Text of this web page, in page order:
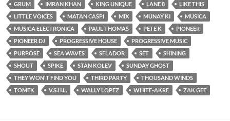
GRUM
IMRAN KHAN KING UNIQUE LANE 8
LIKE THIS
LITTLE VOICES
MATAN CASPI MIX MUNAY KI
MUSICA
MUSICA ELECTRONICA
PAUL THOMAS PETE K
PIONEER
PIONEER DJ
PROGRESSIVE HOUSE
PROGRESSIVE MUSIC
PURPOSE
SEA WAVES SELADOR SET
SHINING
SHOUT
SPIKE STAN KOLEV
SUNDAY GHOST
THEY WON'T FIND YOU
THIRD PARTY
THOUSAND WINDS
TOMEK
V.S.H.L. WALLY LOPEZ WHITE-AKRE ZAK GEE